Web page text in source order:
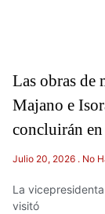
Las obras de
Majano e
concluirán
Julio 20, 2026 No
La
visitó